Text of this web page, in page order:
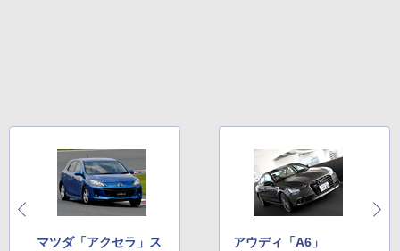
マツダ「アクセラ」ス
アウディ「A6」